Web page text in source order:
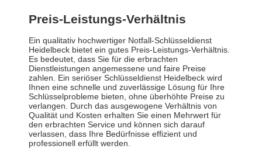
Preis-Leistungs-Verhältnis
Ein qualitativ hochwertiger Notfall-Schlüsseldienst
Heidelbeck bietet ein gutes Preis-Leistungs-Verhältnis.
Es bedeutet, dass Sie für die erbrachten
Dienstleistungen angemessene und faire Preise
zahlen. Ein seriöser Schlüsseldienst Heidelbeck wird
Ihnen eine schnelle und zuverlässige Lösung für Ihre
Schlüsselprobleme bieten, ohne überhöhte Preise zu
verlangen. Durch das ausgewogene Verhältnis von
Qualität und Kosten erhalten Sie einen Mehrwert für
den erbrachten Service und können sich darauf
verlassen, dass Ihre Bedürfnisse effizient und
professionell erfüllt werden.